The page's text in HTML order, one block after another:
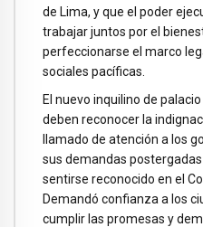
de Lima, y que el poder
trabajar juntos por el
perfeccionarse el marco
sociales pacíficas.
El nuevo inquilino de
deben reconocer la
llamado de atención a los
sus demandas
sentirse reconocido en el
Demandó confianza a los
cumplir las promesas y